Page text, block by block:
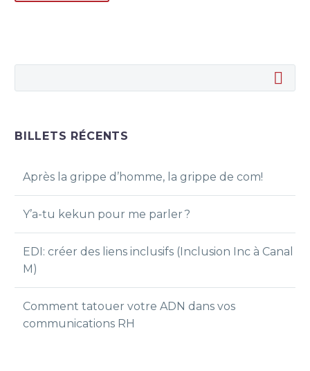
BILLETS RÉCENTS
Après la grippe d’homme, la grippe de com!
Y’a-tu kekun pour me parler ?
EDI: créer des liens inclusifs (Inclusion Inc à Canal
M)
Comment tatouer votre ADN dans vos
communications RH